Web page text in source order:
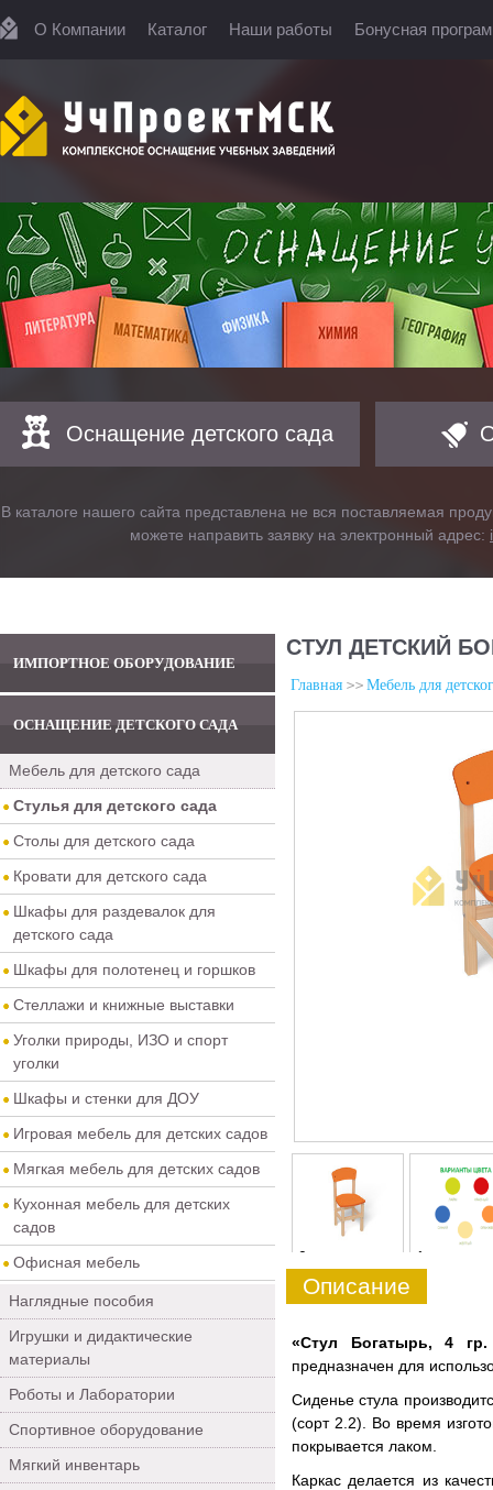
О Компании Каталог Наши работы Бонусная
Оснащение детского сада
В каталоге нашего сайта представлена не вся поставляемая
можете направить заявку на электронный адрес:
ИМПОРТНОЕ ОБОРУДОВАНИЕ
ОСНАЩЕНИЕ ДЕТСКОГО САДА
Мебель для детского сада
Стулья для детского сада
Столы для детского сада
Кровати для детского сада
Шкафы для раздевалок для
детского сада
Шкафы для полотенец и горшков
Стеллажи и книжные выставки
Уголки природы, ИЗО и спорт
уголки
Шкафы и стенки для ДОУ
Игровая мебель для детских садов
Мягкая мебель для детских садов
Кухонная мебель для детских
садов
Офисная мебель
Наглядные пособия
Игрушки и дидактические
материалы
Роботы и Лаборатории
Спортивное оборудование
Мягкий инвентарь
СТУЛ ДЕТСКИЙ
Главная Мебель для
0 1
Описание
«Стул Богатырь, 4
предназначен для
Сиденье стула
(сорт 2.2). Во время
покрывается лаком.
Каркас делается из